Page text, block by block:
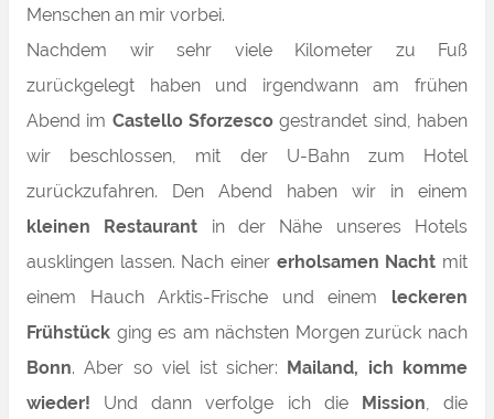
Menschen an mir vorbei.
Nachdem wir sehr viele Kilometer zu Fuß
zurückgelegt haben und irgendwann am frühen
Abend im Castello Sforzesco gestrandet sind, haben
wir beschlossen, mit der U-Bahn zum Hotel
zurückzufahren. Den Abend haben wir in einem
kleinen Restaurant in der Nähe unseres Hotels
ausklingen lassen. Nach einer erholsamen Nacht mit
einem Hauch Arktis-Frische und einem leckeren
Frühstück ging es am nächsten Morgen zurück nach
Bonn. Aber so viel ist sicher:
Mailand, ich komme
wieder! Und dann verfolge ich die Mission, die